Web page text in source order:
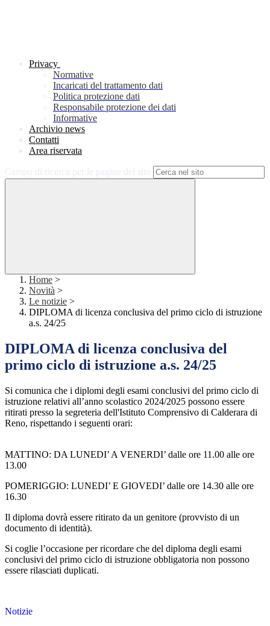
Privacy
Normative
Incaricati del trattamento dati
Politica protezione dati
Responsabile protezione dei dati
Informative
Archivio news
Contatti
Area riservata
Home >
Novità >
Le notizie >
DIPLOMA di licenza conclusiva del primo ciclo di istruzione
a.s. 24/25
DIPLOMA di licenza conclusiva del
primo ciclo di istruzione a.s. 24/25
Si comunica che i diplomi degli esami conclusivi del primo ciclo di
istruzione relativi all’anno scolastico 2024/2025 possono essere
ritirati presso la segreteria dell'Istituto Comprensivo di Calderara di
Reno, rispettando i seguenti orari:
MATTINO: DA LUNEDI’ A VENERDI’ dalle ore 11.00 alle ore
13.00
POMERIGGIO: LUNEDI’ E GIOVEDI’ dalle ore 14.30 alle ore
16.30
Il diploma dovrà essere ritirato da un genitore (provvisto di un
documento di identità).
Si coglie l’occasione per ricordare che del diploma degli esami
conclusivi del primo ciclo di istruzione obbligatoria non possono
essere rilasciati duplicati.
Notizie